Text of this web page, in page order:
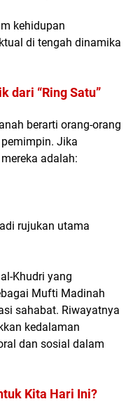
kehidupan
di tengah dinamika
dari “Ring Satu”
berarti orang-orang
Jika
adalah:
rujukan utama
Khudri yang
Mufti Madinah
sahabat. Riwayatnya
kedalaman
dan sosial dalam
Kita Hari Ini?